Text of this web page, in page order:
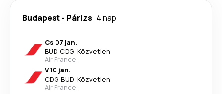
Budapest- Párizs 4 nap
Cs 07 jan.
BUD-CDG· Közvetlen
Air France
V 10 jan.
CDG-BUD· Közvetlen
Air France